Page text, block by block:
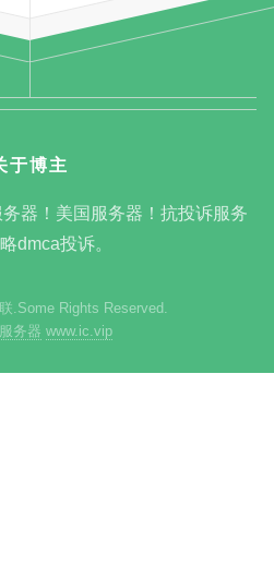
于博主
务器！美国服务器！抗投诉服务
dmca投诉。
.Some Rights Reserved.
服务器 www.ic.vip